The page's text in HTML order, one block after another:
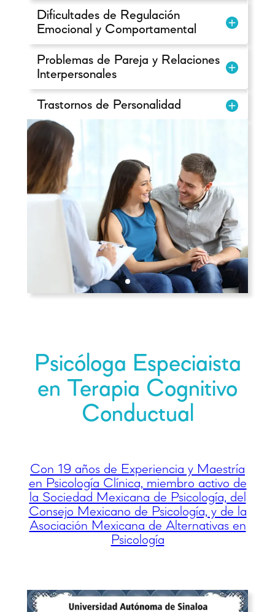
Dificultades de Regulación
Emocional y Comportamental
Problemas de Pareja y Relaciones
Interpersonales
Trastornos de Personalidad
Psicóloga Especiaista
en Terapia Cognitivo
Conductual
Con 19 años de Experiencia y Maestría
en Psicología Clínica, miembro activo de
la Sociedad Mexicana de Psicología, del
Consejo Mexicano de Psicología, y de la
Asociación Mexicana de Alternativas en
Psicología